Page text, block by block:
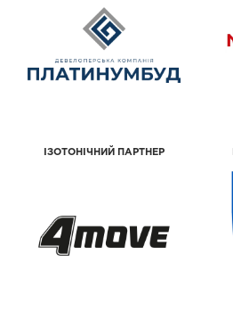
ІЗОТОНІЧНИЙ ПАРТНЕР